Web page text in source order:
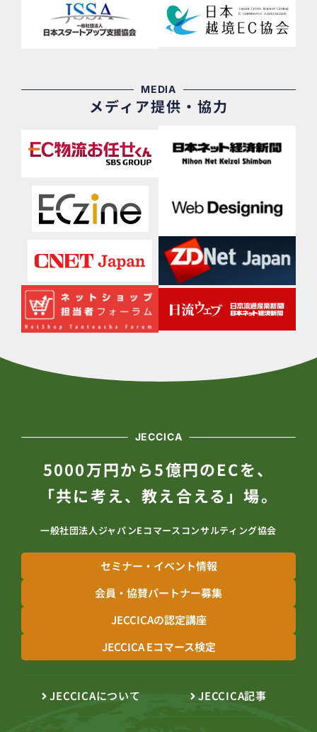
MEDIA
メディア提供・協力
JECCICA
5000万円から5億円のECを、
「共に考え、教え合える」場。
一般社団法人ジャパンEコマースコンサルティング協会
セミナー・イベント情報
会員・協賛パートナー募集
JECCICAの認定講座
JECCICA Eコマース検定
JECCICAについて JECCICA記事